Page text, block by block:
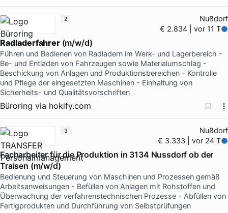
Nußdorf
€ 2.834 | vor 11 T
Radladerfahrer(m/w/d)
Führen und Bedienen von Radladern im Werk- und Lagerbereich -
Be- und Entladen von Fahrzeugen sowie Materialumschlag -
Beschickung von Anlagen und Produktionsbereichen - Kontrolle
und Pflege der eingesetzten Maschinen - Einhaltung von
Sicherheits- und Qualitätsvorschriften
Büroring via hokify.com
2
Nußdorf
€ 3.333 | vor 24 T
Facharbeiter für die Produktion in 3134 Nussdorf ob der
Traisen (m/w/d)
Bedienung und Steuerung von Maschinen und Prozessen gemäß
Arbeitsanweisungen - Befüllen von Anlagen mit Rohstoffen und
Überwachung der verfahrenstechnischen Prozesse - Abfüllen von
Fertigprodukten und Durchführung von Selbstprüfungen
3